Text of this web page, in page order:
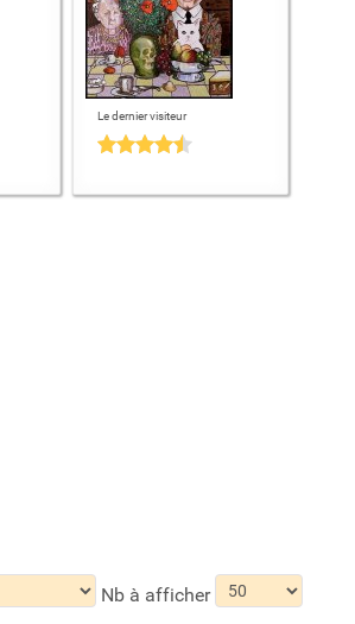
Le dernier visiteur
Nb à afficher